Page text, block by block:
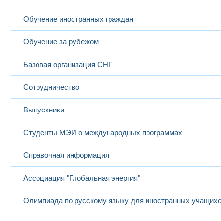
Обучение иностранных граждан
Обучение за рубежом
Базовая организация СНГ
Сотрудничество
Выпускники
Студенты МЭИ о международных программах
Справочная информация
Ассоциация "Глобальная энергия"
Олимпиада по русскому языку для иностранных